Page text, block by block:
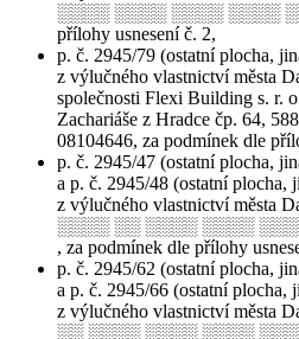
░░░░ ░░░░ ░░░░ ░░░░
přílohy usnesení č. 2,
p. č. 2945/79 (ostatní plocha,
z výlučného vlastnictví města
společnosti Flexi Building s. r.
Zachariáše z Hradce čp. 64,
08104646, za podmínek dle
p. č. 2945/47 (ostatní plocha,
a p. č. 2945/48 (ostatní plocha,
z výlučného vlastnictví města
░░░░ ░░ ░░░░ ░░░░
, za podmínek dle přílohy
p. č. 2945/62 (ostatní plocha,
a p. č. 2945/66 (ostatní plocha,
z výlučného vlastnictví města
░░ ░░░░ ░░░░ ░░░░ ░░░░